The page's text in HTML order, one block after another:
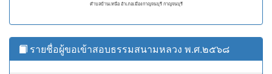
ตำบลบ้านเหนือ อำเภอเมืองกาญจนบุรี กาญจนบุรี
รายชื่อผู้ขอเข้าสอบธรรมสนามหลวง พ.ศ.๒๕๖๘